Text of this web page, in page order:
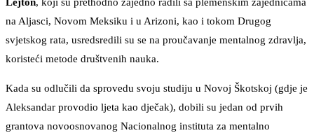
na Aljasci, Novom Meksiku i u Arizoni, kao i tokom Drugog
svjetskog rata, usredsredili su se na proučavanje mentalnog zdravlja,
koristeći metode društvenih nauka.
Kada su odlučili da sprovedu svoju studiju u Novoj Škotskoj (gdje je
Aleksandar provodio ljeta kao dječak), dobili su jedan od prvih
grantova novoosnovanog Nacionalnog instituta za mentalno